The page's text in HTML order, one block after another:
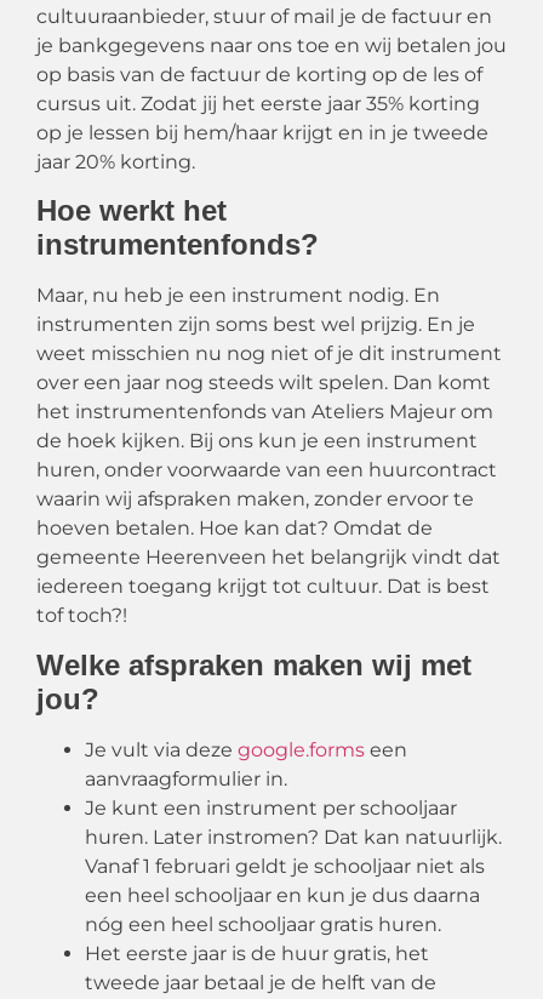
cultuuraanbieder, stuur of mail je de factuur en
je bankgegevens naar ons toe en wij betalen jou
op basis van de factuur de korting op de les of
cursus uit. Zodat jij het eerste jaar 35% korting
op je lessen bij hem/haar krijgt en in je tweede
jaar 20% korting.
Hoe werkt het
instrumentenfonds?
Maar, nu heb je een instrument nodig. En
instrumenten zijn soms best wel prijzig. En je
weet misschien nu nog niet of je dit instrument
over een jaar nog steeds wilt spelen. Dan komt
het instrumentenfonds van Ateliers Majeur om
de hoek kijken. Bij ons kun je een instrument
huren, onder voorwaarde van een huurcontract
waarin wij afspraken maken, zonder ervoor te
hoeven betalen. Hoe kan dat? Omdat de
gemeente Heerenveen het belangrijk vindt dat
iedereen toegang krijgt tot cultuur. Dat is best
tof toch?!
Welke afspraken maken wij met
jou?
Je vult via deze google.forms een
aanvraagformulier in.
Je kunt een instrument per schooljaar
huren. Later instromen? Dat kan natuurlijk.
Vanaf 1 februari geldt je schooljaar niet als
een heel schooljaar en kun je dus daarna
nóg een heel schooljaar gratis huren.
Het eerste jaar is de huur gratis, het
tweede jaar betaal je de helft van de